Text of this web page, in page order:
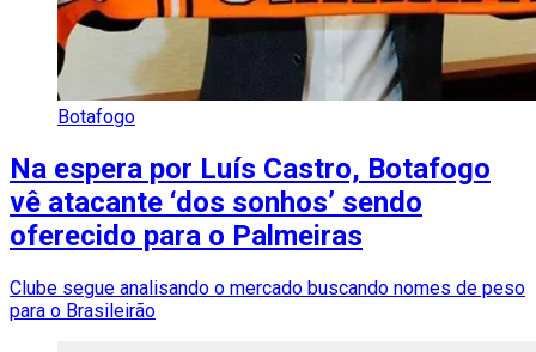
Botafogo
Na espera por Luís Castro, Botafogo
vê atacante ‘dos sonhos’ sendo
oferecido para o Palmeiras
Clube segue analisando o mercado buscando nomes de peso
para o Brasileirão